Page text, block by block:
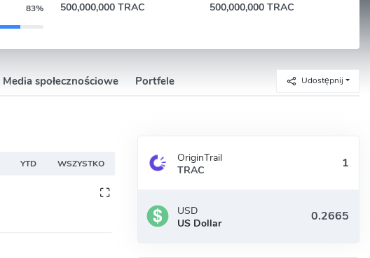
83% 500,000,000 TRAC 500,000,000 TRAC
Media społecznościowe Portfele Udostępnij
YTD WSZYSTKO
OriginTrail
TRAC
USD
US Dollar